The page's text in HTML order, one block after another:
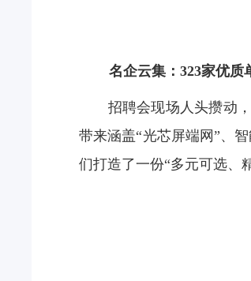
名企云集：323家优质
招聘会现场人头攒动，
带来涵盖“光芯屏端网 ”、
们打造了一份“多元可选、